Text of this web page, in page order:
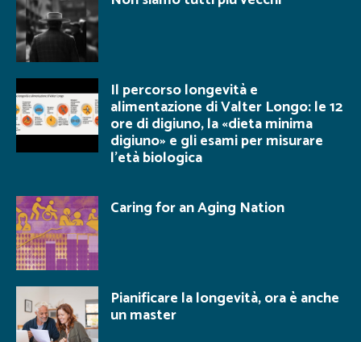
Il percorso longevità e
alimentazione di Valter Longo: le 12
ore di digiuno, la «dieta minima
digiuno» e gli esami per misurare
l’età biologica
Caring for an Aging Nation
Pianificare la longevità, ora è anche
un master